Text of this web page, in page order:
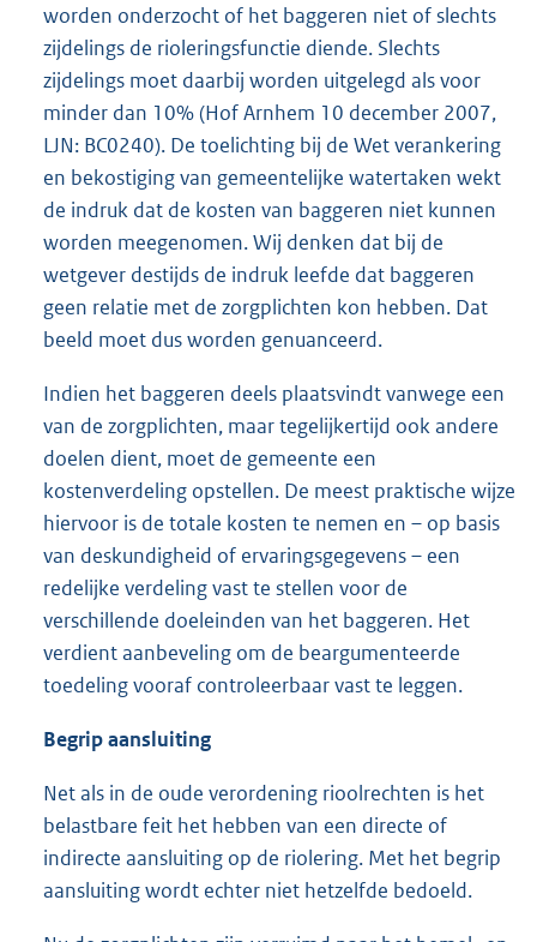
worden onderzocht of het baggeren niet of slechts
zijdelings de rioleringsfunctie diende. Slechts
zijdelings moet daarbij worden uitgelegd als voor
minder dan 10% (Hof Arnhem 10 december 2007,
LJN: BC0240). De toelichting bij de Wet verankering
en bekostiging van gemeentelijke watertaken wekt
de indruk dat de kosten van baggeren niet kunnen
worden meegenomen. Wij denken dat bij de
wetgever destijds de indruk leefde dat baggeren
geen relatie met de zorgplichten kon hebben. Dat
beeld moet dus worden genuanceerd.
Indien het baggeren deels plaatsvindt vanwege een
van de zorgplichten, maar tegelijkertijd ook andere
doelen dient, moet de gemeente een
kostenverdeling opstellen. De meest praktische wijze
hiervoor is de totale kosten te nemen en – op basis
van deskundigheid of ervaringsgegevens – een
redelijke verdeling vast te stellen voor de
verschillende doeleinden van het baggeren. Het
verdient aanbeveling om de beargumenteerde
toedeling vooraf controleerbaar vast te leggen.
Begrip aansluiting
Net als in de oude verordening rioolrechten is het
belastbare feit het hebben van een directe of
indirecte aansluiting op de riolering. Met het begrip
aansluiting wordt echter niet hetzelfde bedoeld.